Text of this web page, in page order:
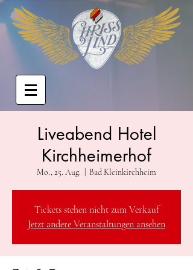
Liveabend Hotel
Kirchheimerhof
Mo., 25. Aug. Bad Kleinkirchheim
Tickets stehen nicht zum Verkauf
Jetzt andere Veranstaltungen ansehen